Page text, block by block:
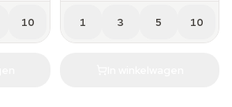
10 1 3 5 10